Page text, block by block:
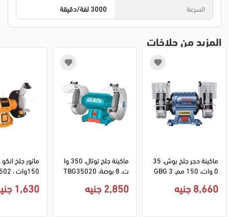
السرعة
3000 لفة/دقيقة
المزيد من جلاخات
ماكينة حجر جلخ بوش، 35
0 وات، 150 مم، GBG 3
8,660 جنيه
ماكينة جلخ توتال، 350 وا
ت، 8 بوصة، TBG35020
2,850 جنيه
150وات ، BG61502
1,630 جنيه